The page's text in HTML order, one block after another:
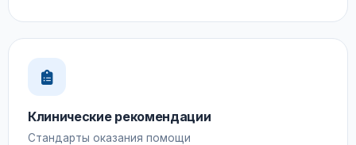
Клинические рекомендации
Стандарты оказания помощи